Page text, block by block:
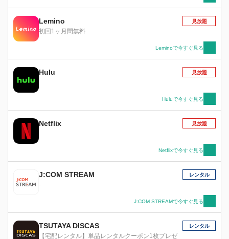
Lemino
初回1ヶ月間無料
見放題
Leminoで今すぐ見る
Hulu 見放題
Huluで今すぐ見る
Netflix 見放題
Netflixで今すぐ見る
J:COM STREAM
-
レンタル
J:COM STREAMで今すぐ見る
TSUTAYA DISCAS
【宅配レンタル】単品レンタルクーポン1枚プレゼ
レンタル